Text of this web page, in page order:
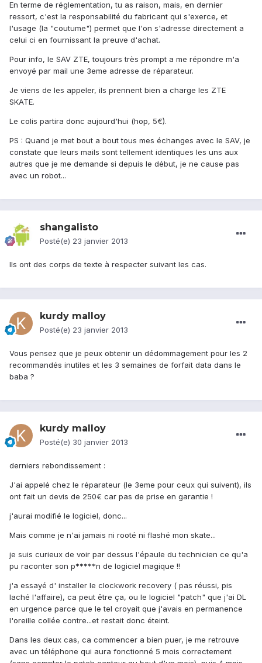
En terme de réglementation, tu as raison, mais, en dernier
ressort, c'est la responsabilité du fabricant qui s'exerce, et
l'usage (la "coutume") permet que l'on s'adresse directement a
celui ci en fournissant la preuve d'achat.
Pour info, le SAV ZTE, toujours très prompt a me répondre m'a
envoyé par mail une 3eme adresse de réparateur.
Je viens de les appeler, ils prennent bien a charge les ZTE
SKATE.
Le colis partira donc aujourd'hui (hop, 5€).
PS : Quand je met bout a bout tous mes échanges avec le SAV, je
constate que leurs mails sont tellement identiques les uns aux
autres que je me demande si depuis le début, je ne cause pas
avec un robot...
shangalisto
Posté(e) 23 janvier 2013
Ils ont des corps de texte à respecter suivant les cas.
kurdy malloy
Posté(e) 23 janvier 2013
Vous pensez que je peux obtenir un dédommagement pour les 2
recommandés inutiles et les 3 semaines de forfait data dans le
baba ?
kurdy malloy
Posté(e) 30 janvier 2013
derniers rebondissement :
J'ai appelé chez le réparateur (le 3eme pour ceux qui suivent), ils
ont fait un devis de 250€ car pas de prise en garantie !
j'aurai modifié le logiciel, donc...
Mais comme je n'ai jamais ni rooté ni flashé mon skate...
je suis curieux de voir par dessus l'épaule du technicien ce qu'a
pu raconter son p*****n de logiciel magique !!
j'a essayé d' installer le clockwork recovery ( pas réussi, pis
laché l'affaire), ca peut être ça, ou le logiciel "patch" que j'ai DL
en urgence parce que le tel croyait que j'avais en permanence
l'oreille collée contre...et restait donc éteint.
Dans les deux cas, ca commencer a bien puer, je me retrouve
avec un téléphone qui aura fonctionné 5 mois correctement